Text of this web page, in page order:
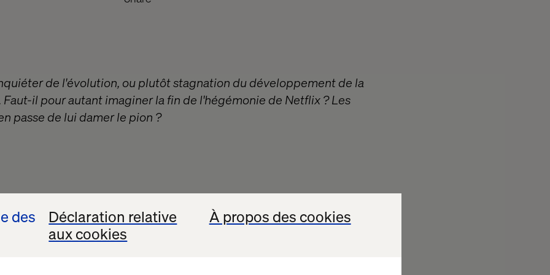
des
Déclaration relative
aux cookies
À propos des cookies
de l'évolution, ou plutôt stagnation du développement de la
Faut-il pour autant imaginer la fin de l'hégémonie de Netflix ? Les
passe de lui damer le pion ?